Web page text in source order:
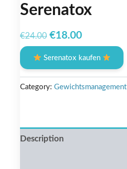
Serenatox
€24.00 Original
was:
€24.00.
€18.00Current
is:
€18.00.
Serenatox kaufen
Category: Gewichtsmanagement
Description